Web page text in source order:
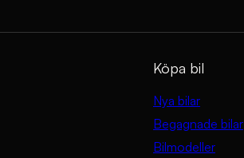
Köpa bil
Nya bilar
Begagnade bilar
Bilmodeller